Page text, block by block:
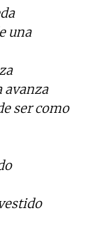
una
avanza
ser como